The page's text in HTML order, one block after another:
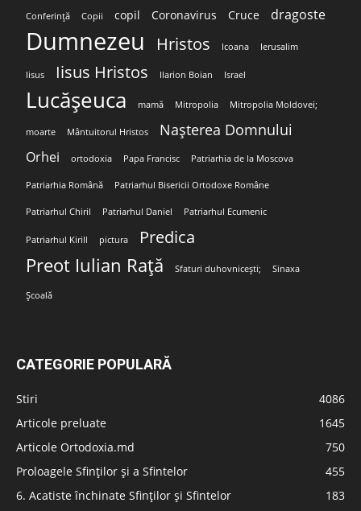
Conferință Copii copil Coronavirus Cruce dragoste
Dumnezeu Hristos Icoana Ierusalim
Iisus Iisus Hristos Ilarion Boian Israel
Lucășeuca mamă Mitropolia Mitropolia Moldovei;
moarte Mântuitorul Hristos Nașterea Domnului
Orhei ortodoxia Papa Francisc Patriarhia de la Moscova
Patriarhia Română Patriarhul Bisericii Ortodoxe Române
Patriarhul Chiril Patriarhul Daniel Patriarhul Ecumenic
Patriarhul Kirill pictura Predica
Preot Iulian Rață Sfaturi duhovnicești; Sinaxa
Școală
CATEGORIE POPULARĂ
Stiri
4086
Articole preluate
1645
Articole Ortodoxia.md
750
Proloagele Sfinților și a Sfintelor
455
6. Acatiste închinate Sfinților și Sfintelor
183